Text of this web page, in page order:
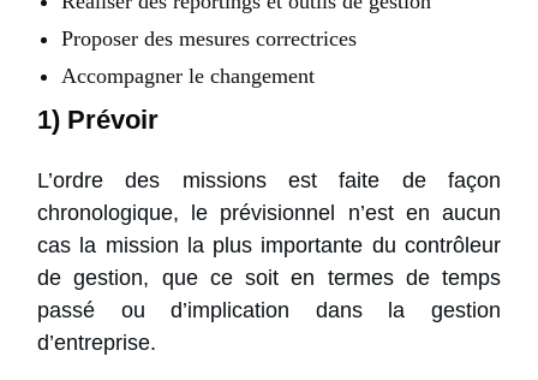
Proposer des mesures correctrices
Accompagner le changement
1) Prévoir
L’ordre des missions est faite de façon
chronologique, le prévisionnel n’est en aucun
cas la mission la plus importante du contrôleur
de gestion, que ce soit en termes de temps
passé ou d’implication dans la gestion
d’entreprise.